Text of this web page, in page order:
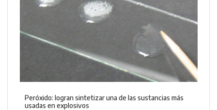
Peróxido: logran sintetizar una de las sustancias más
usadas en explosivos